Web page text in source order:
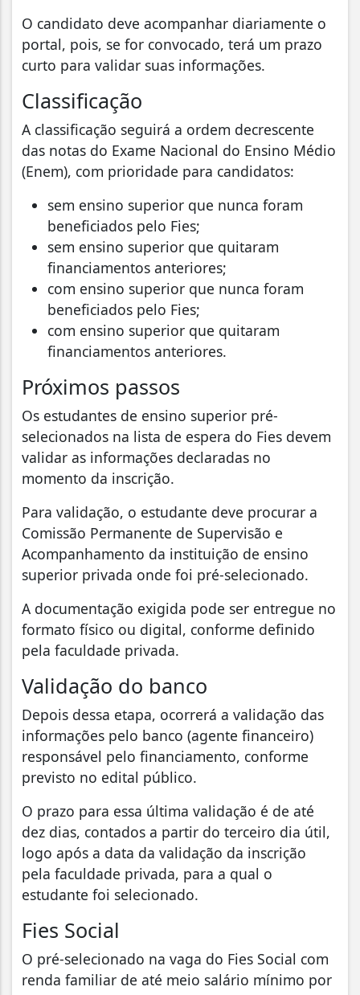
O candidato deve acompanhar diariamente o
portal, pois, se for convocado, terá um prazo
curto para validar suas informações.
Classificação
A classificação seguirá a ordem decrescente
das notas do Exame Nacional do Ensino Médio
(Enem), com prioridade para candidatos:
sem ensino superior que nunca foram
beneficiados pelo Fies;
sem ensino superior que quitaram
financiamentos anteriores;
com ensino superior que nunca foram
beneficiados pelo Fies;
com ensino superior que quitaram
financiamentos anteriores.
Próximos passos
Os estudantes de ensino superior pré-
selecionados na lista de espera do Fies devem
validar as informações declaradas no
momento da inscrição.​​
​​Para validação, o estudante deve procurar a
Comissão Permanente de Supervisão e
Acompanhamento da instituição de ensino
superior privada onde foi pré-selecionado.
A documentação exigida pode ser entregue no
formato físico ou digital, conforme definido
pela faculdade privada.
Validação do banco
Depois dessa etapa, ocorrerá a validação das
informações pelo banco (agente financeiro)
responsável pelo financiamento, conforme
previsto no edital público.
O prazo para essa última validação é de até
dez dias, contados a partir do terceiro dia útil,
logo após a data da validação da inscrição
pela faculdade privada, para a qual o
estudante foi selecionado.
Fies Social
O pré-selecionado na vaga do Fies Social com
renda familiar de até meio salário mínimo por